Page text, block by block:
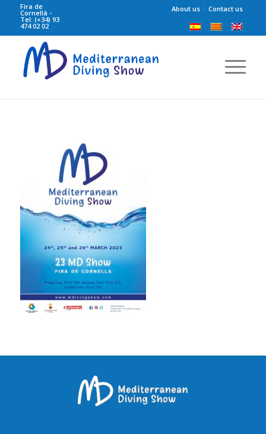
About us Contact us
Fira de
Cornellà -
Tel: (+34) 93
474 02 02